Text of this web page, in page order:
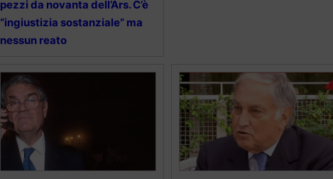
pezzi da novanta dell’Ars. C’è
“ingiustizia sostanziale” ma
nessun reato